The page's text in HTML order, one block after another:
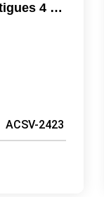
Maison Saint-Julien-Les-Martigues 4 Pièce(s) 103m2 +...
ACSV-2423